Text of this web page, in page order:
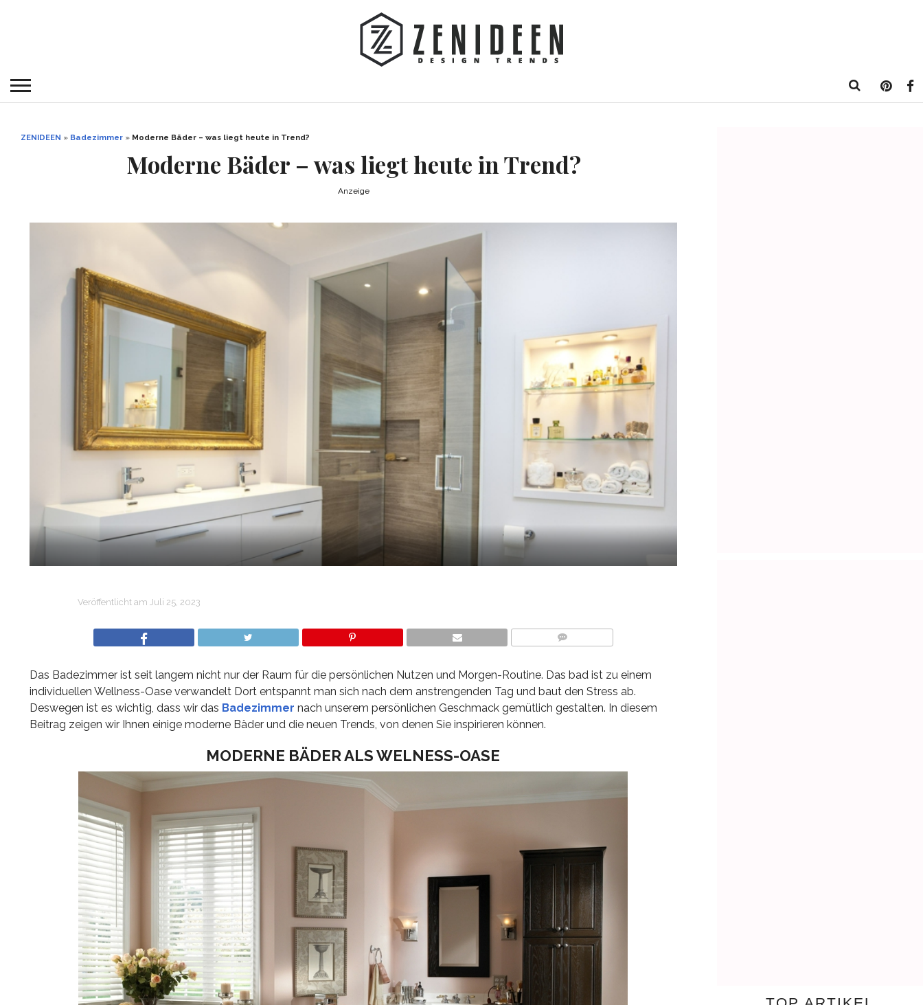
ZENIDEEN » Badezimmer » Moderne Bäder – was liegt heute in Trend?
Moderne Bäder – was liegt heute in Trend?
Anzeige
Veröffentlicht am Juli 25, 2023
Das Badezimmer ist seit langem nicht nur der Raum für die persönlichen Nutzen und Morgen-Routine. Das bad ist zu einem
individuellen Wellness-Oase verwandelt Dort entspannt man sich nach dem anstrengenden Tag und baut den Stress ab.
Deswegen ist es wichtig, dass wir das Badezimmer nach unserem persönlichen Geschmack gemütlich gestalten. In diesem
Beitrag zeigen wir Ihnen einige moderne Bäder und die neuen Trends, von denen Sie inspirieren können.
MODERNE BÄDER ALS WELNESS-OASE